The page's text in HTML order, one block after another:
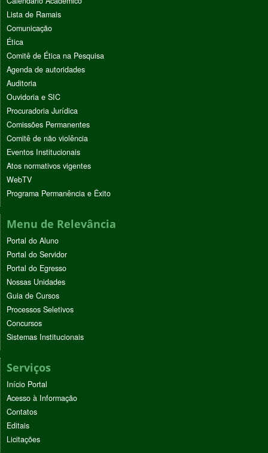
Lista de Ramais
Comunicação
Ética
Comitê de Ética na Pesquisa
Agenda de autoridades
Auditoria
Ouvidoria e SIC
Procuradoria Jurídica
Comissões Permanentes
Comitê de não violência
Eventos Institucionais
Atos normativos vigentes
WebTV
Programa Permanência e Êxito
Menu de Relevância
Portal do Aluno
Portal do Servidor
Portal do Egresso
Nossas Unidades
Guia de Cursos
Processos Seletivos
Concursos
Sistemas Institucionais
Serviços
Início Portal
Acesso à Informação
Contatos
Editais
Licitações